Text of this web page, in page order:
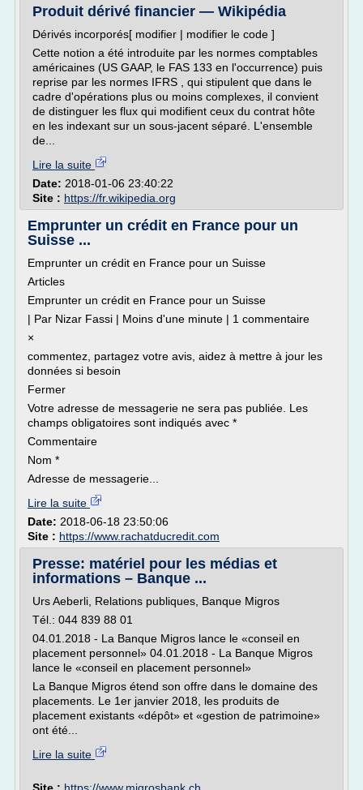
Produit dérivé financier — Wikipédia
Dérivés incorporés[ modifier | modifier le code ]
Cette notion a été introduite par les normes comptables
américaines (US GAAP, le FAS 133 en l'occurrence) puis
reprise par les normes IFRS , qui stipulent que dans le
cadre d'opérations plus ou moins complexes, il convient
de distinguer les flux qui modifient ceux du contrat hôte
en les indexant sur un sous-jacent séparé. L'ensemble
de...
Lire la suite
Date: 2018-01-06 23:40:22
Site : https://fr.wikipedia.org
Emprunter un crédit en France pour un
Suisse ...
Emprunter un crédit en France pour un Suisse
Articles
Emprunter un crédit en France pour un Suisse
| Par Nizar Fassi | Moins d'une minute | 1 commentaire
×
commentez, partagez votre avis, aidez à mettre à jour les
données si besoin
Fermer
Votre adresse de messagerie ne sera pas publiée. Les
champs obligatoires sont indiqués avec *
Commentaire
Nom *
Adresse de messagerie...
Lire la suite
Date: 2018-06-18 23:50:06
Site : https://www.rachatducredit.com
Presse: matériel pour les médias et
informations – Banque ...
Urs Aeberli, Relations publiques, Banque Migros
Tél.: 044 839 88 01
04.01.2018 - La Banque Migros lance le «conseil en
placement personnel» 04.01.2018 - La Banque Migros
lance le «conseil en placement personnel»
La Banque Migros étend son offre dans le domaine des
placements. Le 1er janvier 2018, les produits de
placement existants «dépôt» et «gestion de patrimoine»
ont été...
Lire la suite